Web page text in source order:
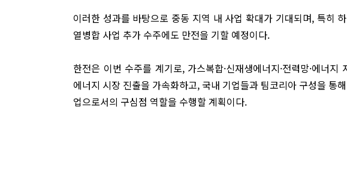
이러한 성과를 바탕으로 중동 지역 내 사업 확대가 기대되며, 특히
열병합 사업 추가 수주에도 만전을 기할 예정이다.
한전은 이번 수주를 계기로, 가스복합·신재생에너지·전력망·에너
에너지 시장 진출을 가속화하고, 국내 기업들과 팀코리아 구성을 통
업으로서의 구심점 역할을 수행할 계획이다.